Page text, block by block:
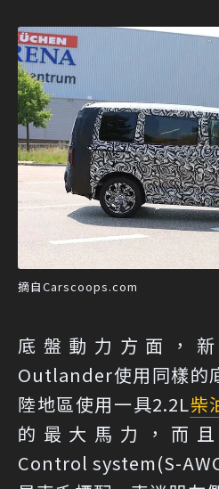
摘自Carscoops.com
底盤動力方面，
Outlander使用同樣的
陸地區使用一具2.2L柴
的最大馬力，而且
Control system(S-